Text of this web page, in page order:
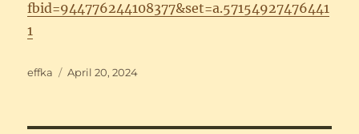
fbid=944776244108377&set=a.57154927476441
1
Autor
effka
Veröffentlicht
April 20, 2024